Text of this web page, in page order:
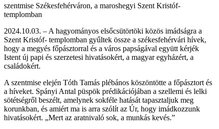
szentmise Székesfehérváron, a maroshegyi Szent Kristóf-
templomban
2024.10.03. – A hagyományos elsőcsütörtöki közös imádságra a
Szent Kristóf- templomban gyűltek össze a székesfehérvári hívek,
hogy a megyés főpásztorral és a város papságával együtt kérjék
Istent új papi és szerzetesi hivatásokért, a magyar egyházért, a
családokért.
A szentmise elején Tóth Tamás plébános köszöntötte a főpásztort és
a híveket. Spányi Antal püspök prédikációjában a szellemi és lelki
sötétségről beszélt, amelynek sokféle hatását tapasztaljuk meg
korunkban, és amiért ma is arra szólít az Úr, hogy imádkozzunk
hivatásokért. „Mert az aratnivaló sok, a munkás kevés.”